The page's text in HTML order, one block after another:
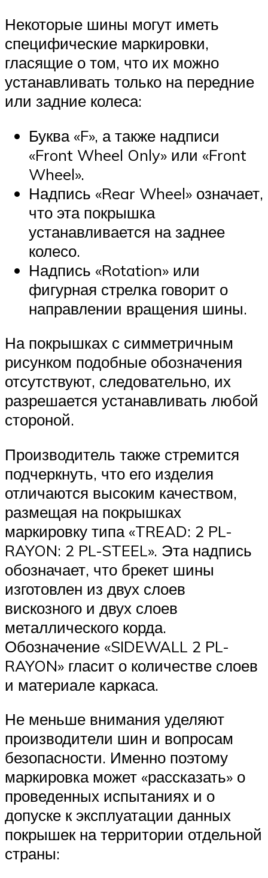
Некоторые шины могут иметь
специфические маркировки,
гласящие о том, что их можно
устанавливать только на передние
или задние колеса:
Буква «F», а также надписи
«Front Wheel Only» или «Front
Wheel».
Надпись «Rear Wheel» означает,
что эта покрышка
устанавливается на заднее
колесо.
Надпись «Rotation» или
фигурная стрелка говорит о
направлении вращения шины.
На покрышках с симметричным
рисунком подобные обозначения
отсутствуют, следовательно, их
разрешается устанавливать любой
стороной.
Производитель также стремится
подчеркнуть, что его изделия
отличаются высоким качеством,
размещая на покрышках
маркировку типа «TREAD: 2 PL-
RAYON: 2 PL-STEEL». Эта надпись
обозначает, что брекет шины
изготовлен из двух слоев
вискозного и двух слоев
металлического корда.
Обозначение «SIDEWALL 2 PL-
RAYON» гласит о количестве слоев
и материале каркаса.
Не меньше внимания уделяют
производители шин и вопросам
безопасности. Именно поэтому
маркировка может «рассказать» о
проведенных испытаниях и о
допуске к эксплуатации данных
покрышек на территории отдельной
страны: